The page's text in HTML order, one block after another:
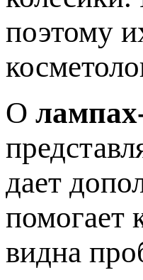
поэтому
О
дает
помогает
видна